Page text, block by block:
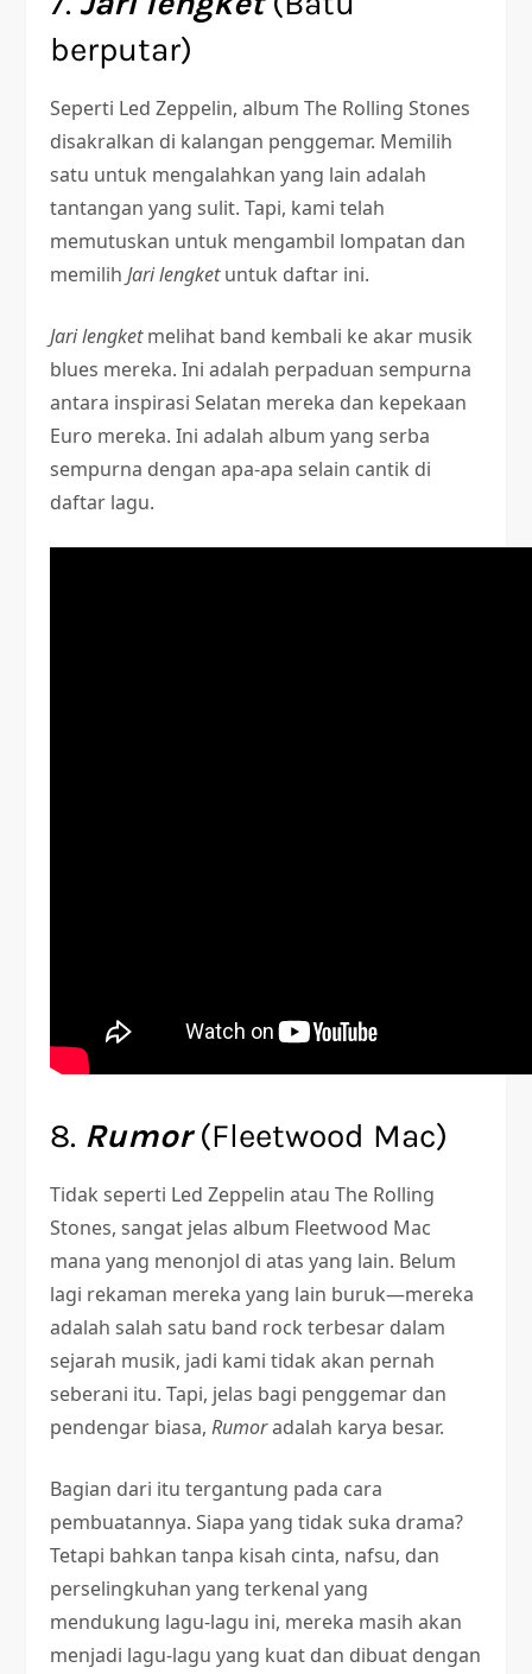
berputar)
Seperti Led Zeppelin, album The Rolling Stones
disakralkan di kalangan penggemar. Memilih
satu untuk mengalahkan yang lain adalah
tantangan yang sulit. Tapi, kami telah
memutuskan untuk mengambil lompatan dan
memilihJari lengketuntuk daftar ini.
Jari lengketmelihat band kembali ke akar musik
blues mereka. Ini adalah perpaduan sempurna
antara inspirasi Selatan mereka dan kepekaan
Euro mereka. Ini adalah album yang serba
sempurna dengan apa-apa selain cantik di
daftar lagu.
8. Rumor(Fleetwood Mac)
Tidak seperti Led Zeppelin atau The Rolling
Stones, sangat jelas album Fleetwood Mac
mana yang menonjol di atas yang lain. Belum
lagi rekaman mereka yang lain buruk—mereka
adalah salah satu band rock terbesar dalam
sejarah musik, jadi kami tidak akan pernah
seberani itu. Tapi, jelas bagi penggemar dan
pendengar biasa,Rumoradalah karya besar.
Bagian dari itu tergantung pada cara
pembuatannya. Siapa yang tidak suka drama?
Tetapi bahkan tanpa kisah cinta, nafsu, dan
perselingkuhan yang terkenal yang
mendukung lagu-lagu ini, mereka masih akan
menjadi lagu-lagu yang kuat dan dibuat dengan